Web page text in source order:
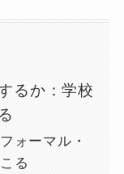
るか：学校
ォーマル・
る